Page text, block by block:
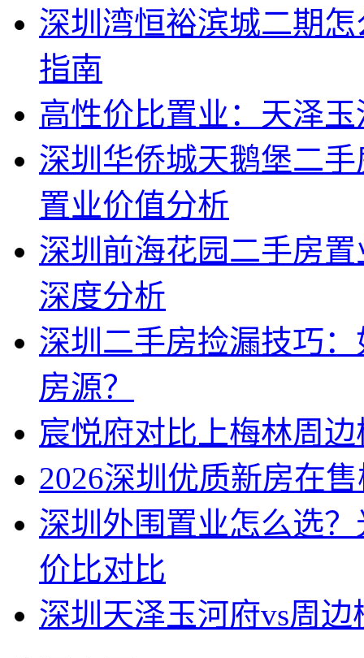
深圳湾恒裕滨城二期
指南
高性价比置业：天泽
深圳华侨城天鹅堡二
置业价值分析
深圳前海花园二手房
深度分析
深圳二手房捡漏技巧
房源？
宸悦府对比上梅林周
2026深圳优质新房在
深圳外围置业怎么选
价比对比
深圳天泽玉河府vs周